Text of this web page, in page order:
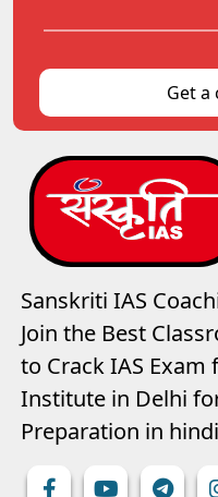
Get a
Sanskriti IAS
Join the Best
to Crack IAS Exam
Institute in Delhi
Preparation in